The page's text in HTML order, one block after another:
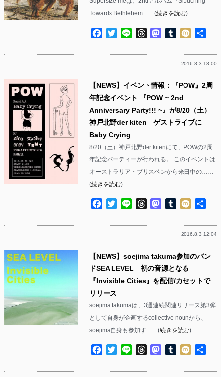
Towards Bethlehem……(続きを読む)
Facebook
TwitterLine ThreadsMastodon
Tumblr
Mixi
2016.8.3 18:00
【NEWS】イベント情報：『POW』2周
年記念イベント 『POW ~ 2nd
Anniversary Party!!! ~』が8/20（土）
神戸北野der kiten ゲストライブに
Baby Crying
8/20（土）神戸北野der kitenにて、POWの2周
年記念パーティーが行われる。 このイベントは
オーストラリア・ブリスベンから来日中の……
(続きを読む)
Facebook
TwitterLine ThreadsMastodon
Tumblr
Mixi
2016.8.3 12:04
【NEWS】soejima takuma参加のバン
ドSEA LEVEL 初の音源となる
『Invisible Cities』を配信/カセットで
リリース
soejima takumaは、3週連続関連リリース第3弾
として自身が企画するcollective nounから、
soejima自身も参加す……(続きを読む)
Facebook
TwitterLine ThreadsMastodon
Tumblr
Mixi